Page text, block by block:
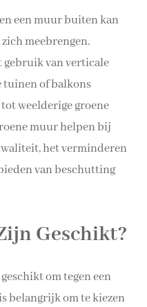
een muur buiten kan
meebrengen.
van verticale
tuinen of balkons
weelderige groene
muur helpen bij
het verminderen
van beschutting
Geschikt?
om tegen een
belangrijk om te kiezen